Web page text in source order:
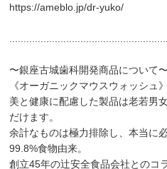
https://ameblo.jp/dr-yuko/
〜銀座古城歯科開発商品について〜
《オーガニックマウスウォッシュ》
美と健康に配慮した製品は老若男
だけます。
余計なものは極力排除し、本当に
99.8%食物由来。
創立45年の辻安全食品会社とのコ